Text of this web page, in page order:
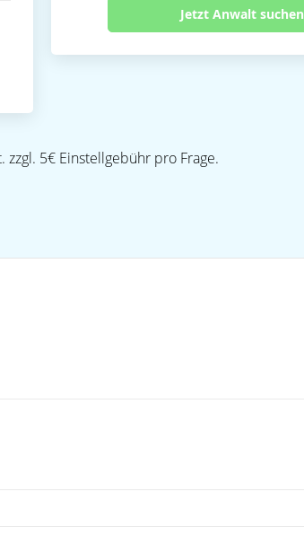
Jetzt Anwalt suchen
zzgl. 5€ Einstellgebühr pro Frage.